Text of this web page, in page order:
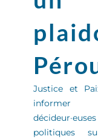
Justice et
décideur·euses
politiques